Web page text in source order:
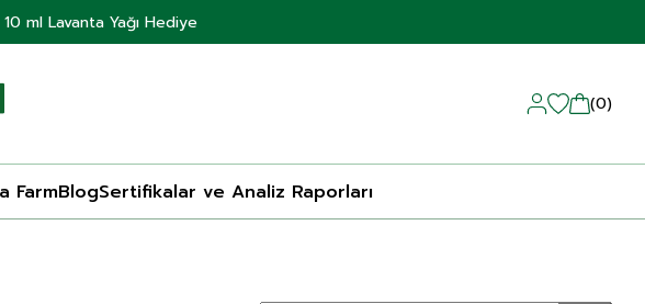
ml Lavanta Yağı Hediye
0
FarmBlogSertifikalar ve Analiz Raporları